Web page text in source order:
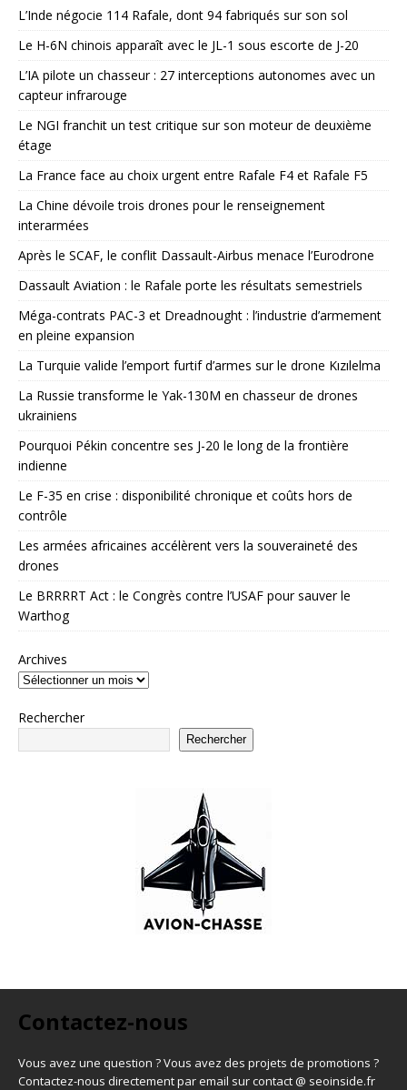
L’Inde négocie 114 Rafale, dont 94 fabriqués sur son sol
Le H-6N chinois apparaît avec le JL-1 sous escorte de J-20
L’IA pilote un chasseur : 27 interceptions autonomes avec un
capteur infrarouge
Le NGI franchit un test critique sur son moteur de deuxième
étage
La France face au choix urgent entre Rafale F4 et Rafale F5
La Chine dévoile trois drones pour le renseignement
interarmées
Après le SCAF, le conflit Dassault-Airbus menace l’Eurodrone
Dassault Aviation : le Rafale porte les résultats semestriels
Méga-contrats PAC-3 et Dreadnought : l’industrie d’armement
en pleine expansion
La Turquie valide l’emport furtif d’armes sur le drone Kızılelma
La Russie transforme le Yak-130M en chasseur de drones
ukrainiens
Pourquoi Pékin concentre ses J-20 le long de la frontière
indienne
Le F-35 en crise : disponibilité chronique et coûts hors de
contrôle
Les armées africaines accélèrent vers la souveraineté des
drones
Le BRRRRT Act : le Congrès contre l’USAF pour sauver le
Warthog
Archives
Rechercher
Rechercher
Contactez-nous
Vous avez une question ? Vous avez des projets de promotions ?
Contactez-nous directement par email sur contact @ seoinside.fr